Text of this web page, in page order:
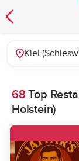
Kiel
68 Top
Holstein)